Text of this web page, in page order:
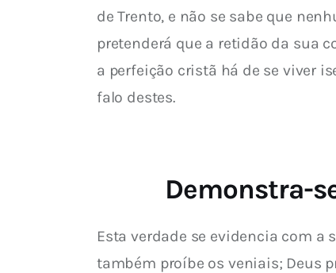
de Trento, e não se sabe que
pretenderá que a retidão da sua
a perfeição cristã há de se viver
falo destes.
Demonstra-
Esta verdade se evidencia com a
também proíbe os veniais; Deus